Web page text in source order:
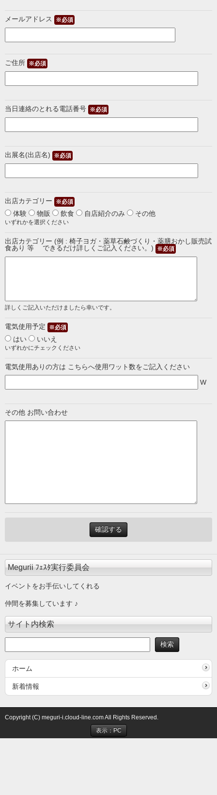
メールアドレス ※必須
ご住所 ※必須
当日連絡のとれる電話番号 ※必須
出展名(出店名) ※必須
出店カテゴリー ※必須
体験 物販 飲食 自店紹介のみ その他
いずれかを選択ください
出店カテゴリー (例 : 椅子ヨガ・薬草石鹸づくり・薬膳おかし販売試
食あり 等 できるだけ詳しくご記入ください。)
※必須
詳しくご記入いただけましたら幸いです。
電気使用予定 ※必須
はい いいえ
いずれかにチェックください
電気使用ありの方は こちらへ使用ワット数をご記入ください
W
その他 お問い合わせ
Megurii ﾌｪｽﾀ実行委員会
イベントをお手伝いしてくれる
仲間を募集しています ♪
サイト内検索
ホーム
新着情報
Copyright (C) meguri-i.cloud-line.com All Rights Reserved.
表示：PC